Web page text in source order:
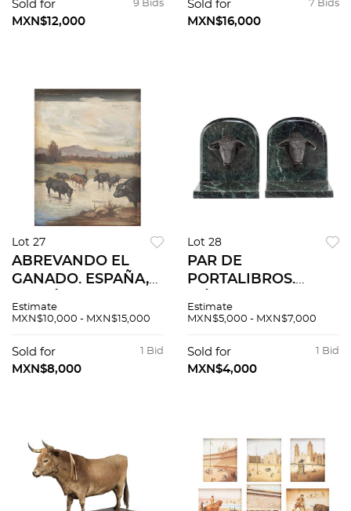
fechada y seriada:
"Fuentes 1998, 1/1".
9 Bids
Sold for
MXN$12,000
fechada y numerada
en base.
7 Bids
Sold for
MXN$16,000
Lot 27
ABREVANDO EL
GANADO. ESPAÑA,
Firmado "C Ruano
"ABREVANDO EL
GANADO". 38 x 30
Estimate
MXN$10,000 - MXN$15,000
1 Bid
Sold for
MXN$8,000
Lot 28
PAR DE
PORTALIBROS.
Fundiciones en
sobre mármol verde
veteado. Decorados
Estimate
MXN$5,000 - MXN$7,000
1 Bid
Sold for
MXN$4,000